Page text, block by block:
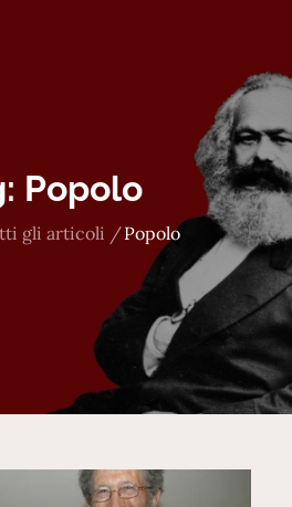
Popolo
gli articoli Popolo